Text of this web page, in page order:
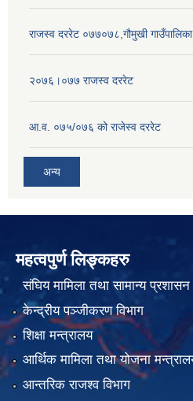
राजस्व दररेट ०७७०७८,गौमुखी गाउँपालिका
२०७६।०७७ राजस्व दररेट
आ.व. ०७५/०७६ को राजेस्व दररेट
अन्य
महत्वपुर्ण लिङ्कहरु
संघिय मामिला तथा सामान्य
केन्द्रीय पञ्जीकरण विभाग
शिक्षा मन्त्रालय
आर्थिक मामिला तथा योजना
आन्तरिक राजश्व विभाग